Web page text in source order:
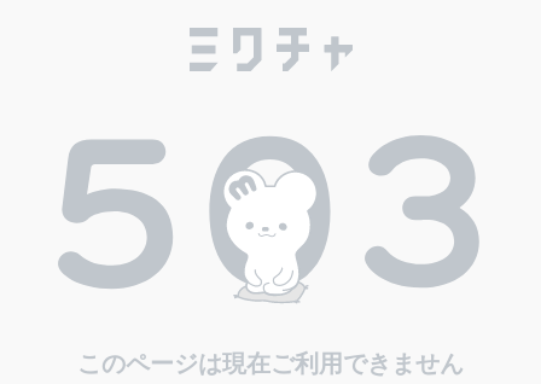
このページは現在ご利用できません